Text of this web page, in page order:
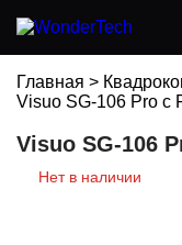
Главная >
Visuo SG-106 Pro с
Visuo SG-106
Нет в наличии